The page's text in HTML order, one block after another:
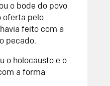
o bode do povo
oferta pelo
feito com a
pecado.
o holocausto e o
a forma